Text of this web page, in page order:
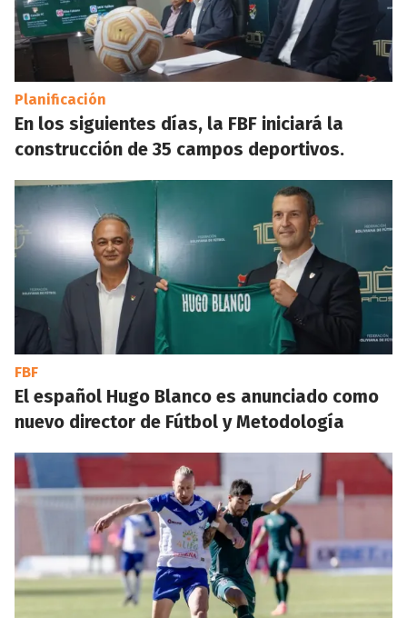
Planificación
En los siguientes días, la FBF iniciará la
construcción de 35 campos deportivos.
FBF
El español Hugo Blanco es anunciado como
nuevo director de Fútbol y Metodología